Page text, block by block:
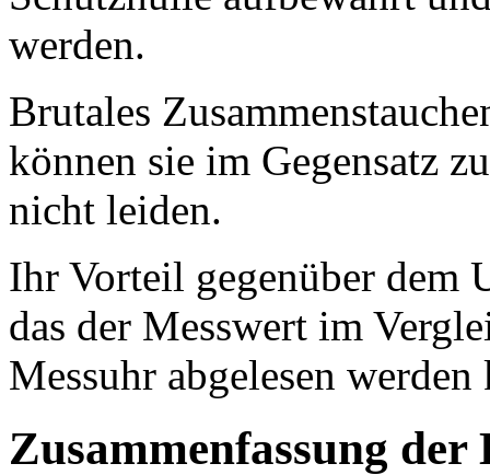
werden.
Brutales
können sie im Gegensatz
nicht leiden.
Ihr Vorteil gegenüber dem
das der Messwert im
Messuhr abgelesen
Zusammenfassung der